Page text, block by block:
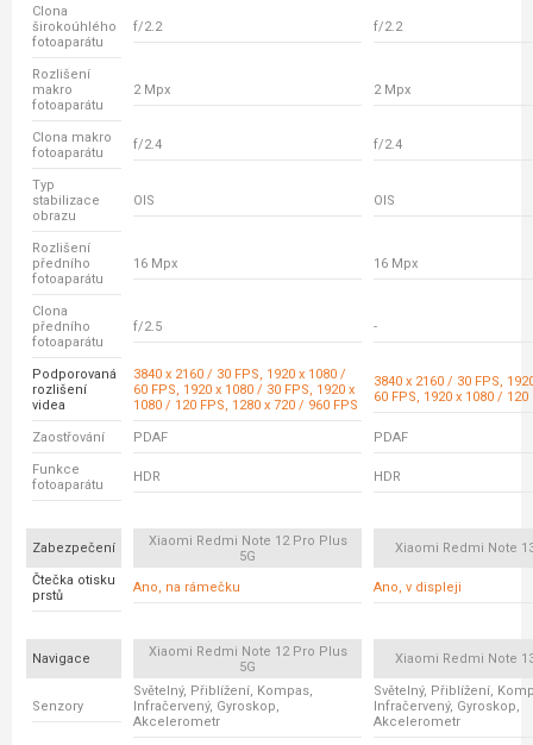
Clona
širokoúhlého
fotoaparátu
f/2.2 f/2.2
Rozlišení
makro
fotoaparátu
2 Mpx 2 Mpx
Clona makro
fotoaparátu
f/2.4 f/2.4
Typ
stabilizace
obrazu
OIS OIS
Rozlišení
předního
fotoaparátu
16 Mpx 16 Mpx
Clona
předního
fotoaparátu
f/2.5 -
Podporovaná
rozlišení
videa
3840 x 2160 / 30 FPS, 1920 x 1080 /
60 FPS, 1920 x 1080 / 30 FPS, 1920 x
1080 / 120 FPS, 1280 x 720 / 960 FPS
3840 x 2160 / 30 FPS,
60 FPS, 1920 x 1080 / 120
Zaostřování PDAF PDAF
Funkce
fotoaparátu
HDR HDR
Zabezpečení
Xiaomi Redmi Note 12 Pro Plus
5G
Xiaomi Redmi Note
Čtečka otisku
prstů
Ano, na rámečku Ano, v displeji
Navigace
Xiaomi Redmi Note 12 Pro Plus
5G
Xiaomi Redmi Note
Senzory
Světelný, Přiblížení, Kompas,
Infračervený, Gyroskop,
Akcelerometr
Světelný, Přiblížení,
Infračervený, Gyroskop,
Akcelerometr